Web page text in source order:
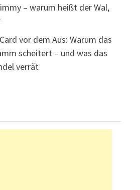
– warum heißt der Wal,
vor dem Aus: Warum das
scheitert – und was das
verrät